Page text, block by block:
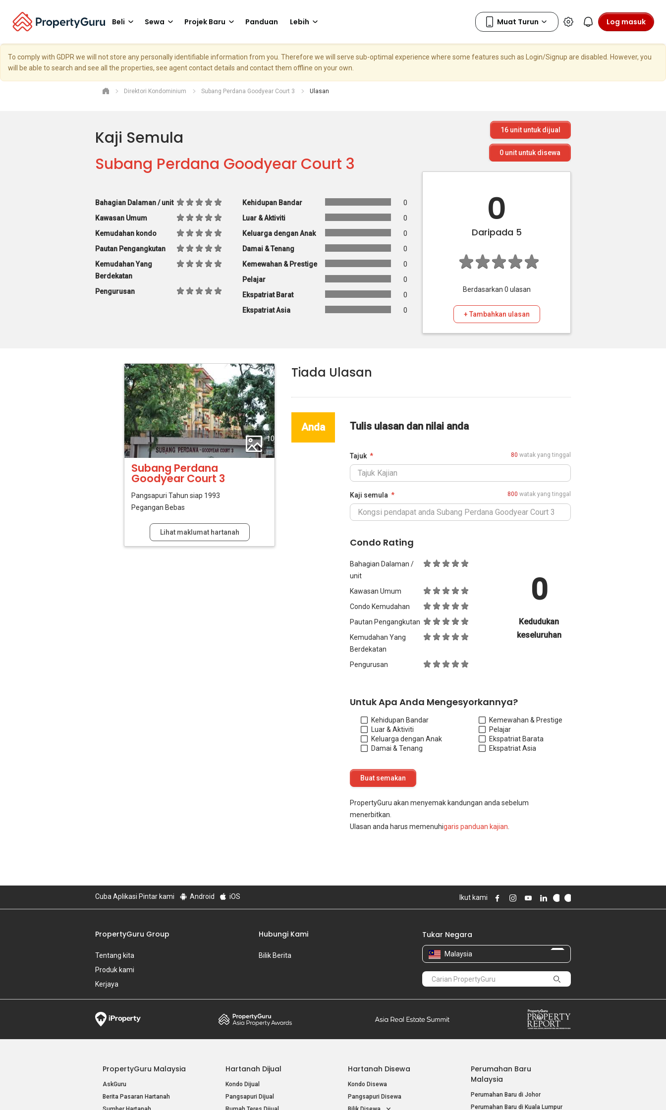
Beli Sewa Projek Baru Panduan Lebih Log masuk
To comply with GDPR we will not store any personally identifiable information from you. Therefore we will serve sub-optimal experience where some features such as Login/Signup are disabled. However, you
will be able to search and see all the properties, see agent contact details and contact them offline on your own.
Direktori Kondominium Subang Perdana Goodyear Court 3 Ulasan
Kaji Semula
Subang Perdana Goodyear Court 3
Bahagian Dalaman / unit
Kawasan Umum
Kemudahan kondo
Pautan Pengangkutan
Kemudahan Yang
Berdekatan
Pengurusan
Kehidupan Bandar
0
Luar & Aktiviti
0
Keluarga dengan Anak
0
Damai & Tenang
0
Kemewahan & Prestige
0
Pelajar
0
Ekspatriat Barat
0
Ekspatriat Asia
0
16 unit untuk dijual
0 unit untuk disewa
0
Daripada 5
Berdasarkan 0 ulasan
+ Tambahkan ulasan
10
Subang Perdana
Goodyear Court 3
Pangsapuri Tahun siap 1993
Pegangan Bebas
Lihat maklumat hartanah
Tiada Ulasan
Anda Tulis ulasan dan nilai anda
Tajuk 80 watak yang tinggal
Kaji semula 800 watak yang tinggal
Condo Rating
Bahagian Dalaman /
unit
Kawasan Umum
Condo Kemudahan
Pautan Pengangkutan
Kemudahan Yang
Berdekatan
Pengurusan
0
Kedudukan
keseluruhan
Untuk Apa Anda Mengesyorkannya?
Kehidupan Bandar
Luar & Aktiviti
Keluarga dengan Anak
Damai & Tenang
Kemewahan & Prestige
Pelajar
Ekspatriat Barata
Ekspatriat Asia
PropertyGuru akan menyemak kandungan anda sebelum
menerbitkan.
Ulasan anda harus memenuhigaris panduan kajian
Cuba Aplikasi Pintar kami Android iOS Ikut kami
PropertyGuru Group
Tentang kita
Produk kami
Kerjaya
Hubungi Kami
Bilik Berita
Tukar Negara
Malaysia
PropertyGuru Malaysia
AskGuru
Berita Pasaran Hartanah
Hartanah Dijual
Kondo Dijual
Pangsapuri Dijual
Hartanah Disewa
Kondo Disewa
Pangsapuri Disewa
Perumahan Baru
Malaysia
Perumahan Baru di Johor
Perumahan Baru di Kuala Lumpur